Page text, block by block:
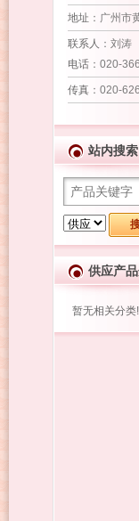
地址 ：广州市
联系人 ：刘涛
电话：020-
传真：020-
站内搜索
供应产
暂无相关分类!